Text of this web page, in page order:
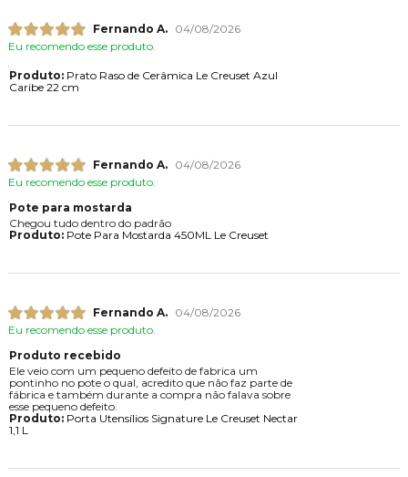
Fernando A.
04/08/2026
Eu recomendo esse produto.
Produto:Prato Raso de Cerâmica Le Creuset Azul
Caribe 22 cm
Fernando A.
04/08/2026
Eu recomendo esse produto.
Pote para mostarda
Chegou tudo dentro do padrão
Produto:Pote Para Mostarda 450ML Le Creuset
Fernando A.
04/08/2026
Eu recomendo esse produto.
Produto recebido
Ele veio com um pequeno defeito de fabrica um
pontinho no pote o qual, acredito que não faz parte de
fábrica e também durante a compra não falava sobre
esse pequeno defeito.
Produto:Porta Utensílios Signature Le Creuset Nectar
1,1 L